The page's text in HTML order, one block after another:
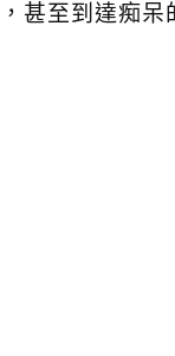
甚至到達痴呆